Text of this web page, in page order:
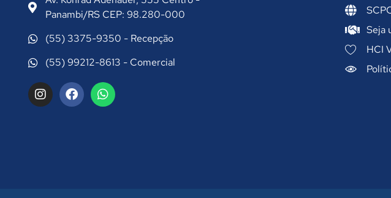
Panambi/RS CEP: 98.280-000
(55) 3375-9350 - Recepção
(55) 99212-8613 - Comercial
Seja
HCI